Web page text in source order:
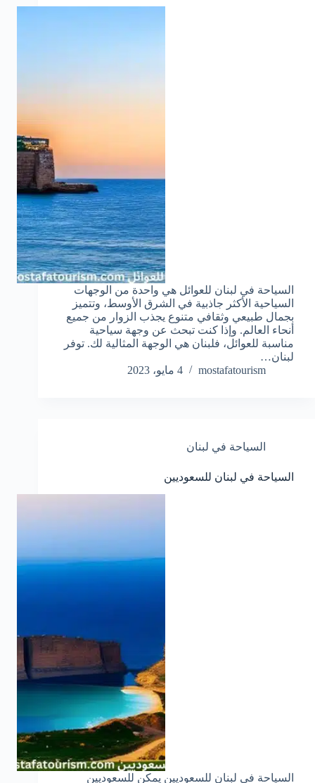
السياحة في لبنان للعوائل هي واحدة من الوجهات
السياحية الأكثر جاذبية في الشرق الأوسط، وتتميز
بجمال طبيعي وثقافي متنوع يجذب الزوار من جميع
أنحاء العالم. وإذا كنت تبحث عن وجهة سياحية
مناسبة للعوائل، فلبنان هي الوجهة المثالية لك. توفر
لبنان…
mostafatourism
4 مايو، 2023
السياحة في لبنان
السياحة في لبنان للسعوديين
السياحة في لبنان للسعوديين يمكن للسعوديين